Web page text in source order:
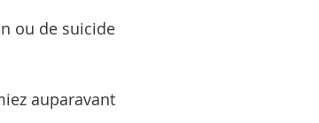
ou de suicide
auparavant